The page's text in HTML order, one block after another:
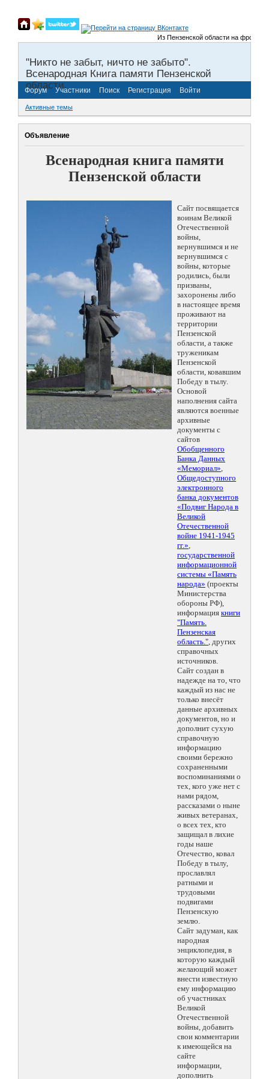
Из Пензенской области на фронты
"Никто не забыт, ничто не забыто".
Всенародная Книга памяти Пензенской
области.
Форум Участники Поиск Регистрация Войти
Активные темы
Объявление
Всенародная книга памяти
Пензенской области
Сайт посвящается
воинам Великой
Отечественной
войны,
вернувшимся и не
вернувшимся с
войны, которые
родились, были
призваны,
захоронены либо
в настоящее время
проживают на
территории
Пензенской
области, а также
труженикам
Пензенской
области, ковавшим
Победу в тылу.
Основой
наполнения сайта
являются военные
архивные
документы с
сайтов
Обобщенного
Банка Данных
«Мемориал»,
Общедоступного
электронного
банка документов
«Подвиг Народа в
Великой
Отечественной
войне 1941-1945
гг.»,
государственной
информационной
системы «Память
народа» (проекты
Министерства
обороны РФ),
информация книги
"Память.
Пензенская
область.", других
справочных
источников.
Сайт создан в
надежде на то, что
каждый из нас не
только внесёт
данные архивных
документов, но и
дополнит сухую
справочную
информацию
своими бережно
сохраненными
воспоминаниями о
тех, кого уже нет с
нами рядом,
рассказами о ныне
живых ветеранах,
о всех тех, кто
защищал в лихие
годы наше
Отечество, ковал
Победу в тылу,
прославлял
ратными и
трудовыми
подвигами
Пензенскую
землю.
Сайт задуман, как
народная
энциклопедия, в
которую каждый
желающий может
внести известную
ему информацию
об участниках
Великой
Отечественной
войны, добавить
свои комментарии
к имеющейся на
сайте
информации,
дополнить